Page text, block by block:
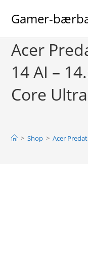
Gamer-
Acer
14 AI –
Core
> Shop > Acer